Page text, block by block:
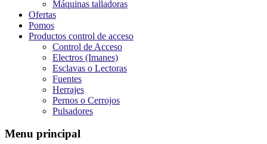
Máquinas talladoras
Ofertas
Pomos
Productos control de acceso
Control de Acceso
Electros (Imanes)
Esclavas o Lectoras
Fuentes
Herrajes
Pernos o Cerrojos
Pulsadores
Menu principal